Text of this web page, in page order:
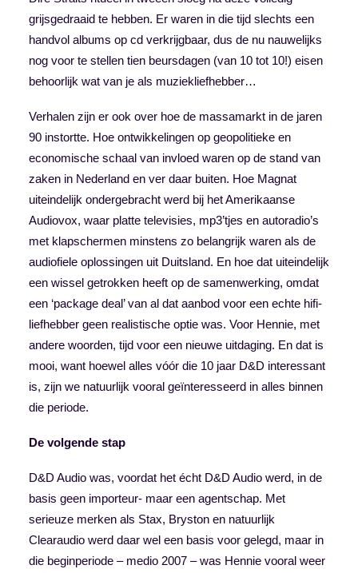
grijsgedraaid te hebben. Er waren in die tijd slechts een
handvol albums op cd verkrijgbaar, dus de nu nauwelijks
nog voor te stellen tien beursdagen (van 10 tot 10!) eisen
behoorlijk wat van je als muziekliefhebber…
Verhalen zijn er ook over hoe de massamarkt in de jaren
90 instortte. Hoe ontwikkelingen op geopolitieke en
economische schaal van invloed waren op de stand van
zaken in Nederland en ver daar buiten. Hoe Magnat
uiteindelijk ondergebracht werd bij het Amerikaanse
Audiovox, waar platte televisies, mp3’tjes en autoradio’s
met klapschermen minstens zo belangrijk waren als de
audiofiele oplossingen uit Duitsland. En hoe dat uiteindelijk
een wissel getrokken heeft op de samenwerking, omdat
een ‘package deal’ van al dat aanbod voor een echte hifi-
liefhebber geen realistische optie was. Voor Hennie, met
andere woorden, tijd voor een nieuwe uitdaging. En dat is
mooi, want hoewel alles vóór die 10 jaar D&D interessant
is, zijn we natuurlijk vooral geïnteresseerd in alles binnen
die periode.
De volgende stap
D&D Audio was, voordat het écht D&D Audio werd, in de
basis geen importeur- maar een agentschap. Met
serieuze merken als Stax, Bryston en natuurlijk
Clearaudio werd daar wel een basis voor gelegd, maar in
die beginperiode – medio 2007 – was Hennie vooral weer